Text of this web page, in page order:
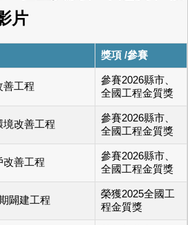
片
獎項 /參賽
善工程
參賽2026縣市、
全國工程金質獎
境改善工程
參賽2026縣市、
全國工程金質獎
改善工程
參賽2026縣市、
全國工程金質獎
闢建工程
榮獲2025全國工
程金質獎